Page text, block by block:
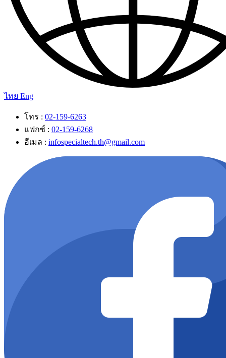
ไทย Eng
โทร : 02-159-6263
แฟกซ์ : 02-159-6268
อีเมล : infospecialtech.th@gmail.com